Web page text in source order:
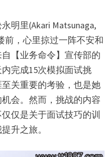
明里(Akari Matsunaga,
前，心里掠过一阵不安和
【业务命令】宣传部的
完成15次模拟面试挑
关重要的考验，也是她
会。然而，挑战的内容
仅是关于面试技巧的训
升之旅。